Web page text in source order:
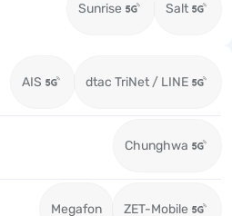
Sunrise Salt
AIS dtac TriNet / LINE
Chunghwa
Megafon ZET-Mobile